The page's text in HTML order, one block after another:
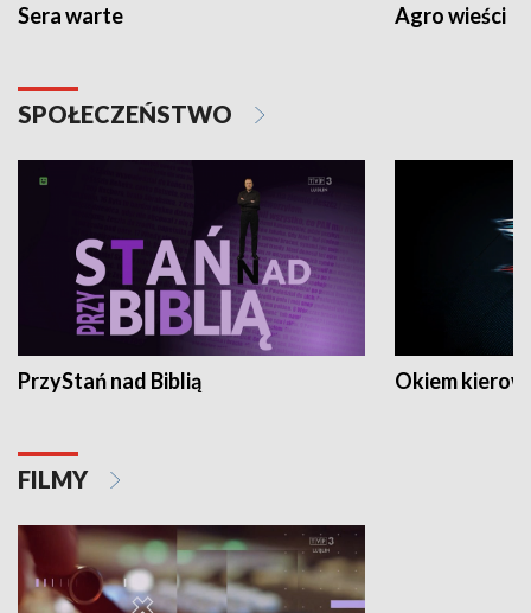
Sera warte Agro wieści
SPOŁECZEŃSTWO
PrzyStań nad Biblią Okiem
FILMY